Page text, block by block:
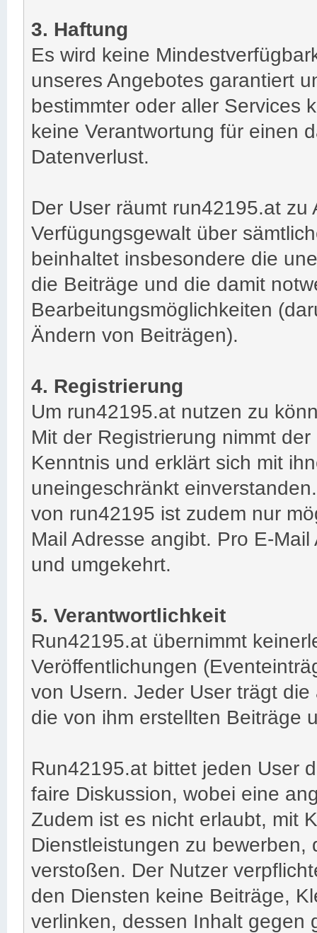
3. Haftung
Es wird keine
unseres Angebotes garantiert
bestimmter oder aller Services
keine Verantwortung für einen
Datenverlust.
Der User räumt run42195.at
Verfügungsgewalt über
beinhaltet insbesondere die
die Beiträge und die damit
Bearbeitungsmöglichkeiten
Ändern von Beiträgen).
4. Registrierung
Um run42195.at nutzen zu
Mit der Registrierung nimmt
Kenntnis und erklärt sich mit
uneingeschränkt
von run42195 ist zudem nur
Mail Adresse angibt. Pro E-
und umgekehrt.
5. Verantwortlichkeit
Run42195.at übernimmt
Veröffentlichungen
von Usern. Jeder User trägt
die von ihm erstellten Beiträge
Run42195.at bittet jeden User
faire Diskussion, wobei eine
Zudem ist es nicht erlaubt, mit
Dienstleistungen zu
verstoßen. Der Nutzer
den Diensten keine Beiträge,
verlinken, dessen Inhalt gegen